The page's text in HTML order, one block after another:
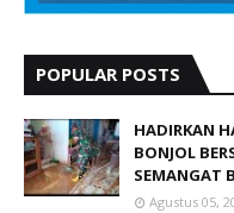
POPULAR POSTS
HADIRKAN
BONJOL
SEMANGAT
Agustus 05,